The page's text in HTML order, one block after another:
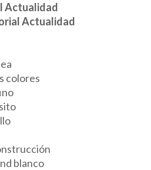
Actualidad
Actualidad
colores
blanco